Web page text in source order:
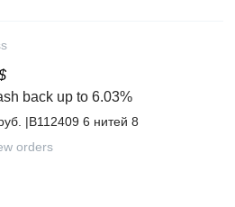
back up to 6.03%
|B112409 6 нитей 8
orders